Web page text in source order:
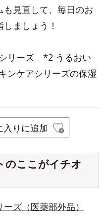
見直して、毎日のお
ましょう！
リーズ *2 うるおい
ケアシリーズの保湿
入りに追加
のここがイチオ
ズ（医薬部外品）